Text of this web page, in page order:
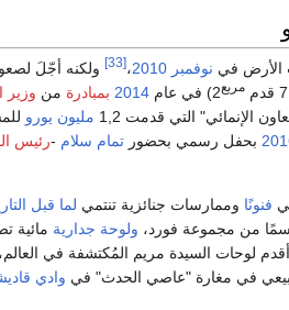
الأرض في نوفمبر 2010،[33] ولكنه أجّلَ
مربع2) في عام 2014 بمبادرة من وزير
الإنمائي" التي قدمت 1,2
مليون يورو
بحفل رسمي بحضور تمام سلام -رئيس
فنونًا وممارسات جنائزية تنتمي لما قبل
من مجموعة فورد، ولوحة جدارية مائية
لوحات السيدة مريم المُكتشفة في
في مغارة "عاصي الحدث" في وادي